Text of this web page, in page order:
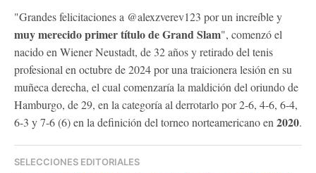
"Grandes felicitaciones a @alexzverev123 por un increíble y
muy merecido primer título de Grand Slam", comenzó el
nacido en Wiener Neustadt, de 32 años y retirado del tenis
profesional en octubre de 2024 por una traicionera lesión en su
muñeca derecha, el cual comenzaría la maldición del oriundo de
Hamburgo, de 29, en la categoría al derrotarlo por 2-6, 4-6, 6-4,
6-3 y 7-6 (6) en la definición del torneo norteamericano en 2020.
SELECCIONES EDITORIALES